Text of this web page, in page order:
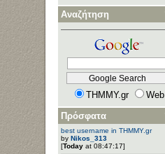
Αναζήτηση
THMMY.gr
Web
Πρόσφατα
best username in THMMY.gr
by Nikos_313
[Today at 08:47:17]